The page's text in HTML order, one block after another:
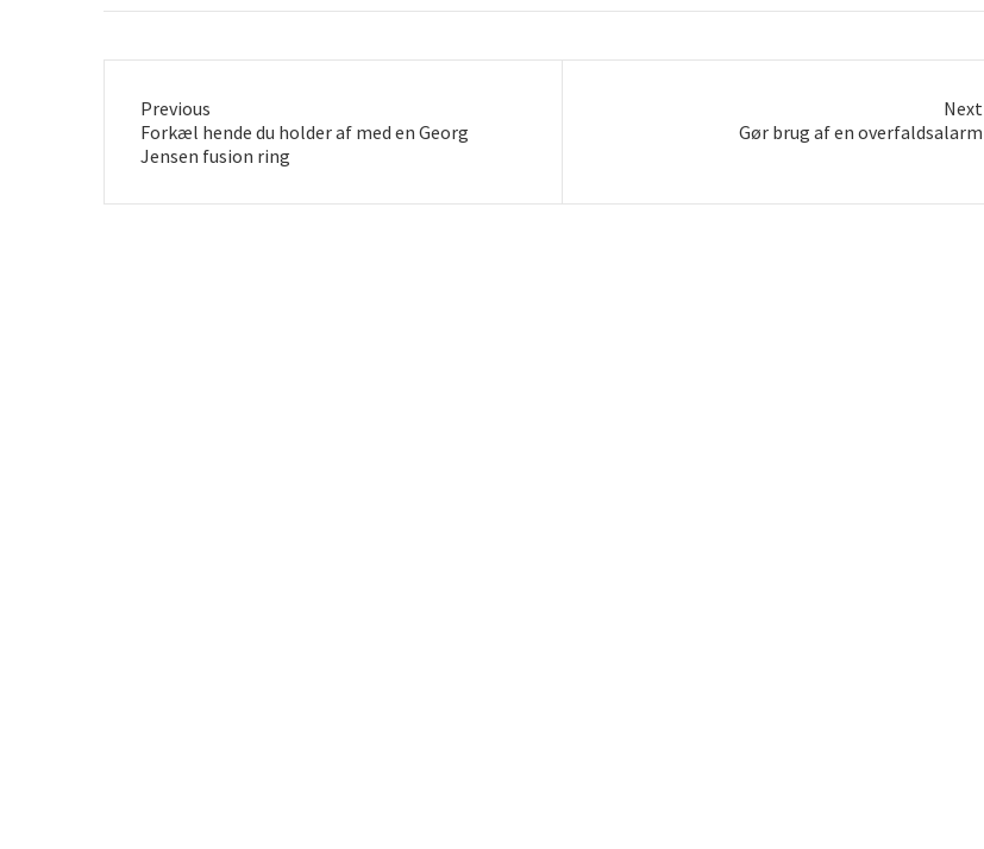
Previous
Previous
post:
Forkæl hende du holder af med en Georg
Jensen fusion ring
Next
Gør brug af en overfaldsalarm